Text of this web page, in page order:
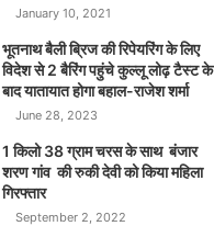
January 10, 2021
भूतनाथ बैली ब्रिज की रिपेयरिंग के लिए
विदेश से 2 बैरिंग पहुंचे कुल्लू लोढ़ टैस्ट के
बाद यातायात होगा बहाल-राजेश शर्मा
June 28, 2023
1 किलो 38 ग्राम चरस के साथ बंजार
शरण गांव की रुकी देवी को किया महिला
गिरफ्तार
September 2, 2022